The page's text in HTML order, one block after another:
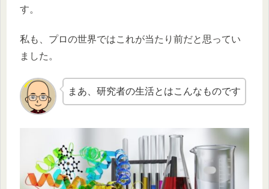
す。
私も、プロの世界ではこれが当たり前だと思ってい
ました。
まあ、研究者の生活とはこんなものです